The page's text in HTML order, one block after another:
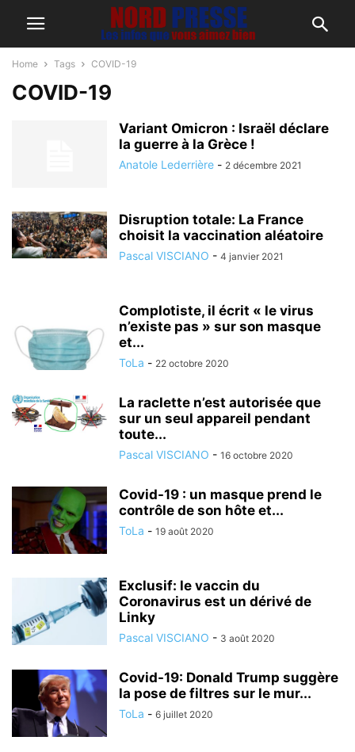
Home Tags COVID-19
COVID-19
Variant Omicron : Israël déclare
la guerre à la Grèce !
Anatole Lederrière - 2 décembre 2021
Disruption totale: La France
choisit la vaccination aléatoire
Pascal VISCIANO - 4 janvier 2021
Complotiste, il écrit « le virus
n’existe pas » sur son masque
et...
ToLa - 22 octobre 2020
La raclette n’est autorisée que
sur un seul appareil pendant
toute...
Pascal VISCIANO - 16 octobre 2020
Covid-19 : un masque prend le
contrôle de son hôte et...
ToLa - 19 août 2020
Exclusif: le vaccin du
Coronavirus est un dérivé de
Linky
Pascal VISCIANO - 3 août 2020
Covid-19: Donald Trump suggère
la pose de filtres sur le mur...
ToLa - 6 juillet 2020